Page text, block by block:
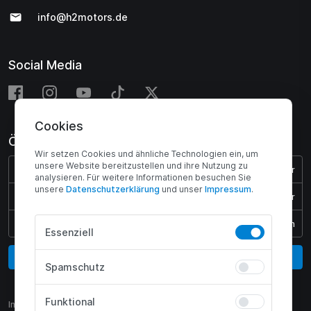
info@h2motors.de
Social Media
Öffnungszeiten
Montag - Donnerstag: 08:00 - 17:00 Uhr
08:00 - 15:45 Uhr
Geschlossen
Impressum
Cookies
Wir setzen Cookies und ähnliche Technologien ein, um
unsere Website bereitzustellen und ihre Nutzung zu
analysieren. Für weitere Informationen besuchen Sie
unsere Daten­schutz­erklärung und unser Impressum.
Essenziell
Spamschutz
Funktional